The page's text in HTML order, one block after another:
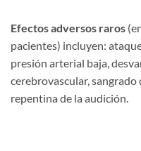
Efectos adversos raros
pacientes) incluyen:
presión arterial baja,
cerebrovascular,
repentina de la audición.